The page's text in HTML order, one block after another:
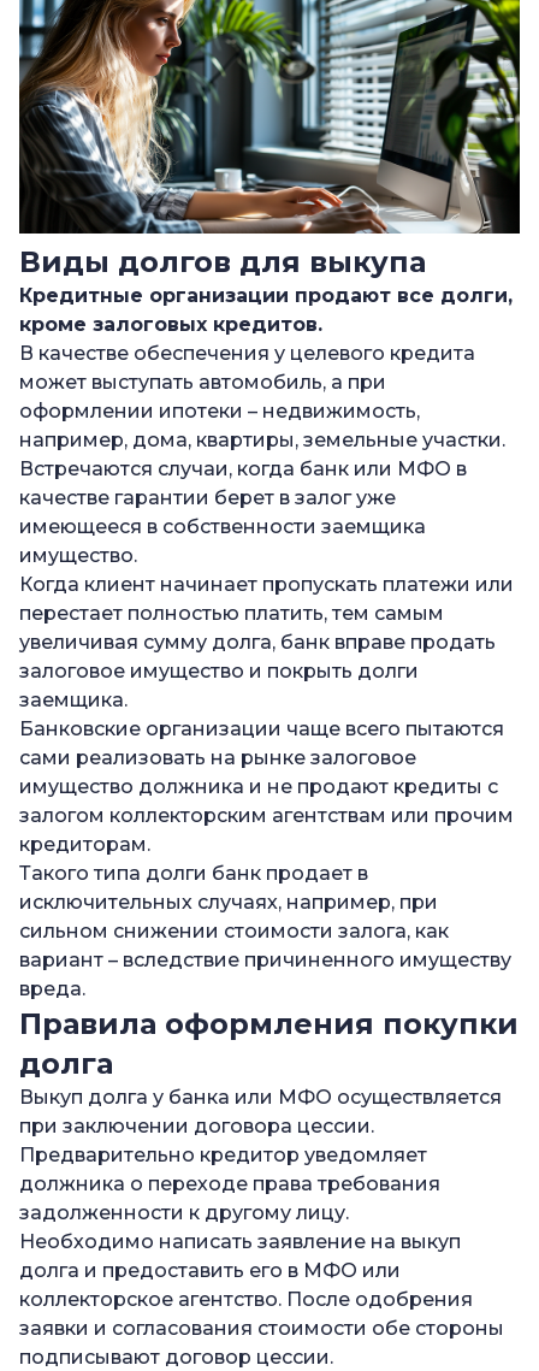
Виды долгов для выкупа
Кредитные организации продают все долги,
кроме залоговых кредитов.
В качестве обеспечения у целевого кредита
может выступать автомобиль, а при
оформлении ипотеки – недвижимость,
например, дома, квартиры, земельные участки.
Встречаются случаи, когда банк или МФО в
качестве гарантии берет в залог уже
имеющееся в собственности заемщика
имущество.
Когда клиент начинает пропускать платежи или
перестает полностью платить, тем самым
увеличивая сумму долга, банк вправе продать
залоговое имущество и покрыть долги
заемщика.
Банковские организации чаще всего пытаются
сами реализовать на рынке залоговое
имущество должника и не продают кредиты с
залогом коллекторским агентствам или прочим
кредиторам.
Такого типа долги банк продает в
исключительных случаях, например, при
сильном снижении стоимости залога, как
вариант – вследствие причиненного имуществу
вреда.
Правила оформления покупки
долга
Выкуп долга у банка или МФО осуществляется
при заключении договора цессии.
Предварительно кредитор уведомляет
должника о переходе права требования
задолженности к другому лицу.
Необходимо написать заявление на выкуп
долга и предоставить его в МФО или
коллекторское агентство. После одобрения
заявки и согласования стоимости обе стороны
подписывают договор цессии.